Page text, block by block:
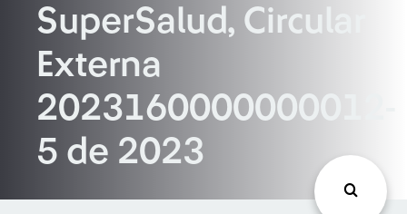
BuscarSuperSalud, Circular
Externa
2023160000000012-
5 de 2023